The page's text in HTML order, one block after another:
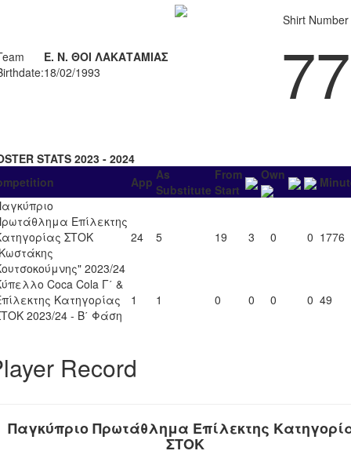
Ε. Ν. ΘΟΙ ΛΑΚΑΤΑΜΙΑΣ
18/02/1993
Shirt Number
77
STATS 2023 - 2024
App As
Substitute
From
Start
Own
Επίλεκτης
ΣΤΟΚ
2023/24
24 5 19 3 0 0 1776
Coca Cola Γ΄ &
Κατηγορίας
2023/24 - Β΄ Φάση
1 1 0 0 0 0 49
Record
Παγκύπριο Πρωτάθλημα Επίλεκτης
ΣΤΟΚ